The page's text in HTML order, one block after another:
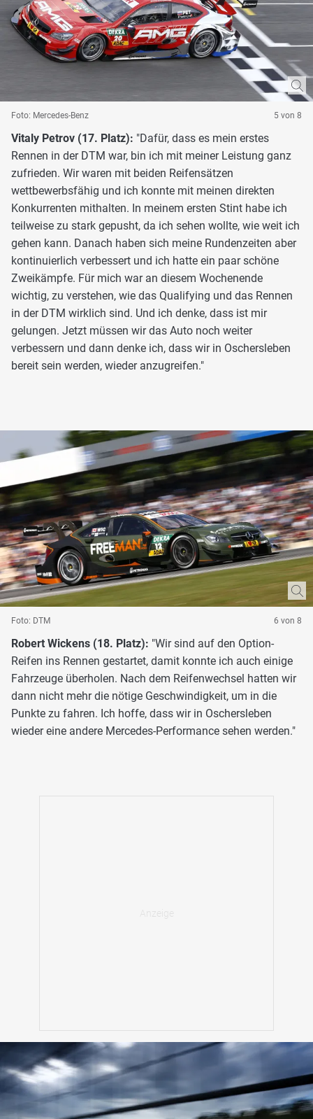
Foto: Mercedes-Benz 5 von 8
Vitaly Petrov (17. Platz): "Dafür, dass es mein erstes
Rennen in der DTM war, bin ich mit meiner Leistung ganz
zufrieden. Wir waren mit beiden Reifensätzen
wettbewerbsfähig und ich konnte mit meinen direkten
Konkurrenten mithalten. In meinem ersten Stint habe ich
teilweise zu stark gepusht, da ich sehen wollte, wie weit ich
gehen kann. Danach haben sich meine Rundenzeiten aber
kontinuierlich verbessert und ich hatte ein paar schöne
Zweikämpfe. Für mich war an diesem Wochenende
wichtig, zu verstehen, wie das Qualifying und das Rennen
in der DTM wirklich sind. Und ich denke, dass ist mir
gelungen. Jetzt müssen wir das Auto noch weiter
verbessern und dann denke ich, dass wir in Oschersleben
bereit sein werden, wieder anzugreifen."
Foto: DTM 6 von 8
Robert Wickens (18. Platz): "Wir sind auf den Option-
Reifen ins Rennen gestartet, damit konnte ich auch einige
Fahrzeuge überholen. Nach dem Reifenwechsel hatten wir
dann nicht mehr die nötige Geschwindigkeit, um in die
Punkte zu fahren. Ich hoffe, dass wir in Oschersleben
wieder eine andere Mercedes-Performance sehen werden."